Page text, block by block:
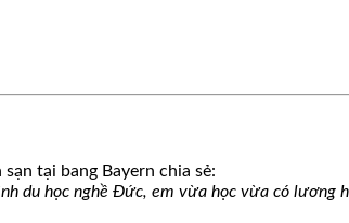
tại bang Bayern chia sẻ:
du học nghề Đức, em vừa học vừa có